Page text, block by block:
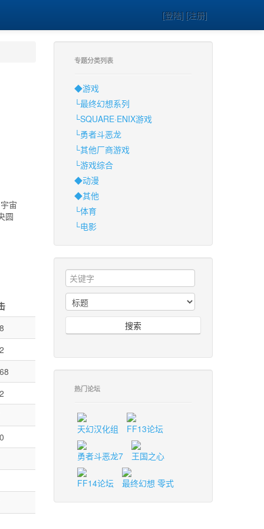
[登陆] [注册]
宙
圆
专题分类列表
◆游戏
└最终幻想系列
└SQUARE·ENIX游戏
└勇者斗恶龙
└其他厂商游戏
└游戏综合
◆动漫
◆其他
└体育
└电影
搜索
热门论坛
天幻汉化组 FF13论坛
勇者斗恶龙7 王国之心
FF14论坛 最终幻想 零式